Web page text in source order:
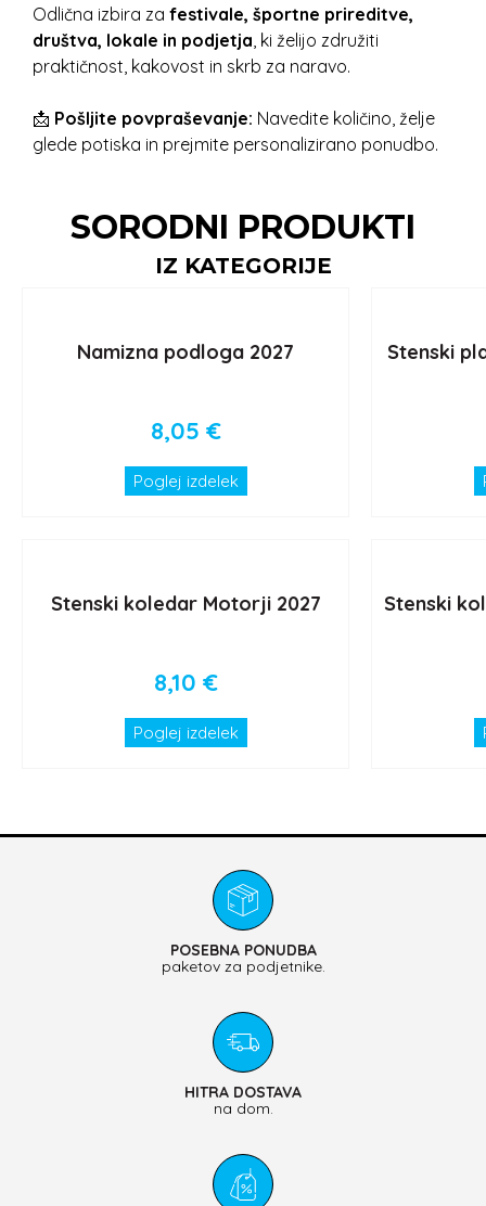
Odlična izbira za festivale, športne prireditve,
društva, lokale in podjetja, ki želijo združiti
praktičnost, kakovost in skrb za naravo.
📩 Pošljite povpraševanje: Navedite količino, želje
glede potiska in prejmite personalizirano ponudbo.
SORODNI PRODUKTI
IZ KATEGORIJE
Namizna podloga 2027
8,05 €
Poglej izdelek
Stenski
Stenski koledar Motorji 2027
8,10 €
Poglej izdelek
Stenski
POSEBNA PONUDBA
paketov za podjetnike.
HITRA DOSTAVA
na dom.